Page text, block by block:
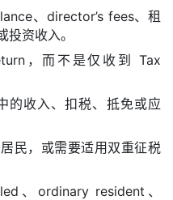
、director’s fees、租
资收入。
，而不是仅收到 Tax
的收入、扣税、抵免或应
民，或需要适用双重征税
、ordinary resident、